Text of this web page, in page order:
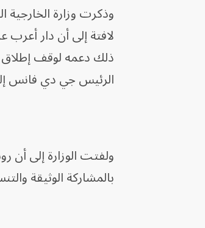
وذكرت وزارة الخارجية
لافتة إلى أن دار أعرب
ذلك دعمه لوقف إطلاق
الرئيس جي دي فانس
ولفتت الوزارة إلى أن
بالمشاركة الوثيقة